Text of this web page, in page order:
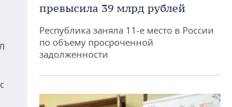
превысила 39 млрд рублей
Республика заняла 11-е место в России
по объему просроченной
задолженности